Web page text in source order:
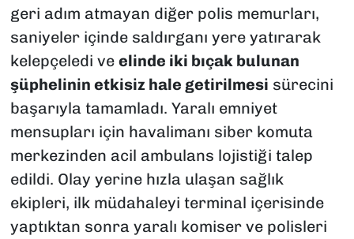
geri adım atmayan diğer polis memurları,
saniyeler içinde saldırganı yere yatırarak
kelepçeledi ve elinde iki bıçak bulunan
şüphelinin etkisiz hale getirilmesi sürecini
başarıyla tamamladı. Yaralı emniyet
mensupları için havalimanı siber komuta
merkezinden acil ambulans lojistiği talep
edildi. Olay yerine hızla ulaşan sağlık
ekipleri, ilk müdahaleyi terminal içerisinde
yaptıktan sonra yaralı komiser ve polisleri